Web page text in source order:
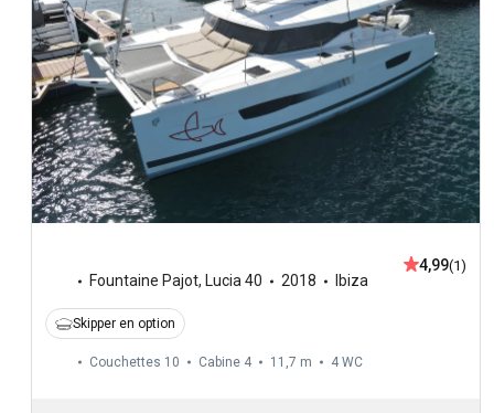
Fountaine Pajot, Lucia 40 2018 Ibiza
4,99(1)
Skipper en option
Couchettes 10 Cabine 4 11,7 m 4 WC